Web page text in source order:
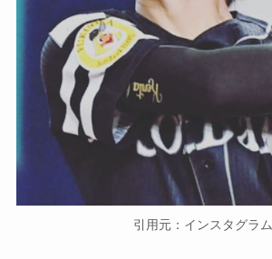
引用元：インスタグラム